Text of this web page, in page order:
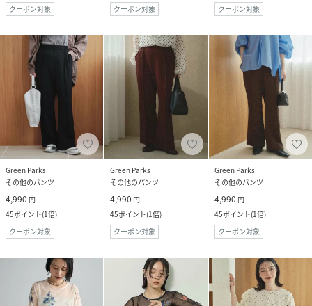
クーポン対象
クーポン対象
クーポン対象
Green Parks
その他のパンツ
4,990 円
45ポイント(1倍)
クーポン対象
Green Parks
その他のパンツ
4,990 円
45ポイント(1倍)
クーポン対象
Green Parks
その他のパンツ
4,990 円
45ポイント(1倍)
クーポン対象